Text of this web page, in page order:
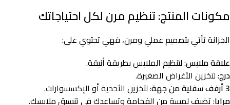
مكونات المنتج: تنظيم مرن لكل احتياجاتك
الخزانة تأتي بتصميم عملي ومرن، فهي تحتوي على:
علاقة ملابس: لتنظيم الملابس بطريقة أنيقة.
درج: لتخزين الأغراض الصغيرة.
3 أرفف سفلية من جهة
: لتخزين الأحذية أو الإكسسوارات.
مرايا: تضيف لمسة من الفخامة وتساعدك في تنسيق ملابسك.